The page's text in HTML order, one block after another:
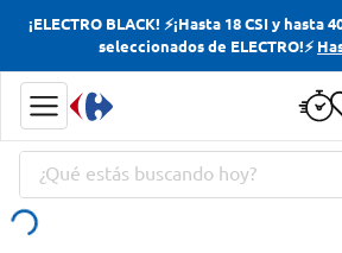
¡ELECTRO BLACK! ⚡¡Hasta 18 CSI y hasta
seleccionados de ELECTRO!⚡
¿Qué estás buscando hoy?
Términos más buscados
Términos más
Yerba
Cerveza
Doves
Jabon Tocador